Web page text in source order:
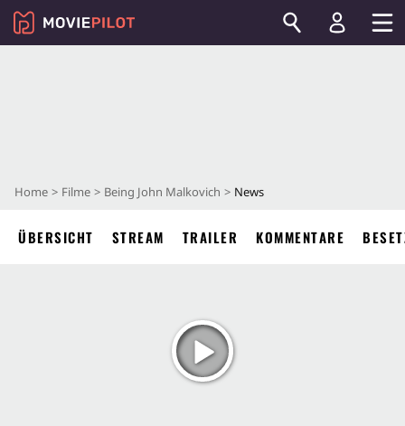
Home Filme Being John Malkovich News
ÜBERSICHT STREAM TRAILER KOMMENTARE